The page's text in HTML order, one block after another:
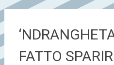
FATTO